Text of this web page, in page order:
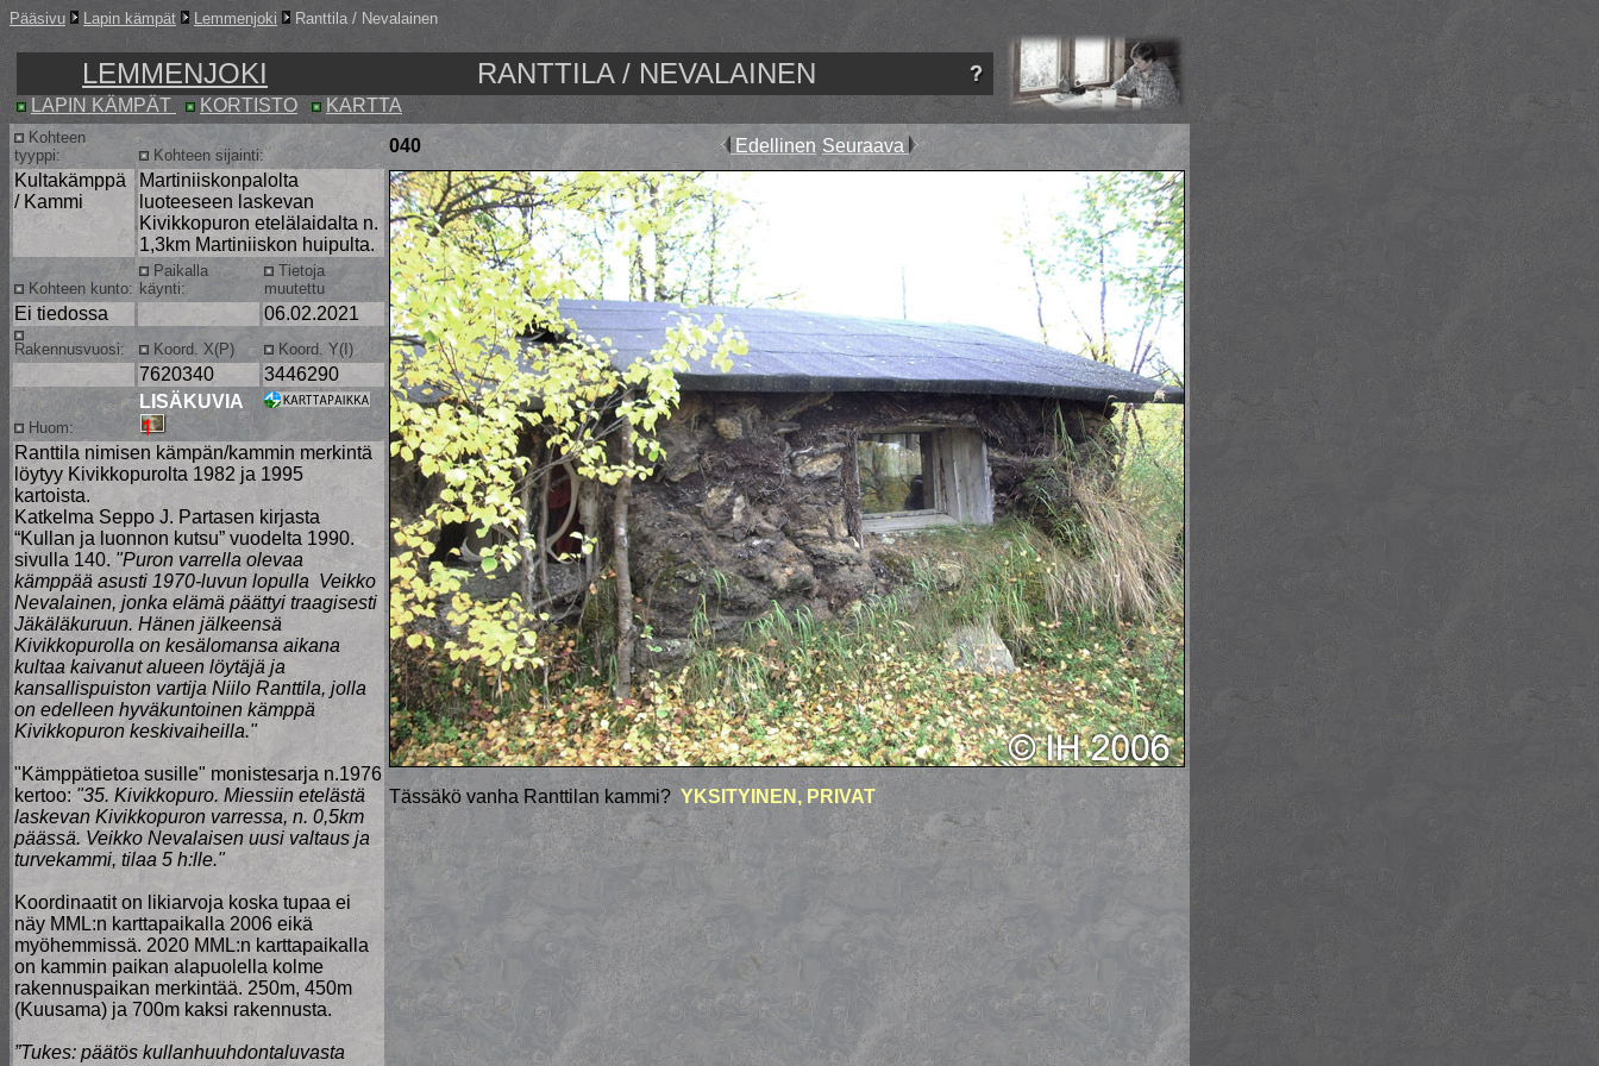
Pääsivu Lapin kämpät Lemmenjoki Ranttila / Nevalainen
LEMMENJOKI RANTTILA / NEVALAINEN
LAPIN KÄMPÄT KORTISTO KARTTA
Kohteen
tyyppi:
Kohteen sijainti: 040 Edellinen Seuraava
Kultakämppä
/ Kammi
Martiniiskonpalolta
luoteeseen laskevan
Kivikkopuron etelälaidalta n.
1,3km Martiniiskon huipulta.
Tässäkö vanha Ranttilan kammi? YKSITYINEN, PRIVAT
Kohteen kunto:
Paikalla
käynti:
Tietoja
muutettu
Ei tiedossa 06.02.2021
Rakennusvuosi: Koord. X(P) Koord. Y(I)
7620340 3446290
Huom:
LISÄKUVIA
Ranttila nimisen kämpän/kammin merkintä
löytyy Kivikkopurolta 1982 ja 1995
kartoista.
Katkelma Seppo J. Partasen kirjasta
“Kullan ja luonnon kutsu” vuodelta 1990.
sivulla 140. "Puron varrella olevaa
kämppää asusti 1970-luvun lopulla Veikko
Nevalainen, jonka elämä päättyi traagisesti
Jäkäläkuruun. Hänen jälkeensä
Kivikkopurolla on kesälomansa aikana
kultaa kaivanut alueen löytäjä ja
kansallispuiston vartija Niilo Ranttila, jolla
on edelleen hyväkuntoinen kämppä
Kivikkopuron keskivaiheilla."
"Kämppätietoa susille" monistesarja n.1976
kertoo: "35. Kivikkopuro. Miessiin etelästä
laskevan Kivikkopuron varressa, n. 0,5km
päässä. Veikko Nevalaisen uusi valtaus ja
turvekammi, tilaa 5 h:lle."
Koordinaatit on likiarvoja koska tupaa ei
näy MML:n karttapaikalla 2006 eikä
myöhemmissä. 2020 MML:n karttapaikalla
on kammin paikan alapuolella kolme
rakennuspaikan merkintää. 250m, 450m
(Kuusama) ja 700m kaksi rakennusta.
”Tukes: päätös kullanhuuhdontaluvasta